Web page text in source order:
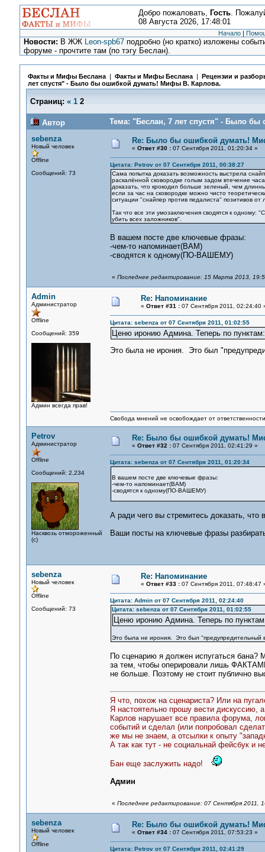
Добро пожаловать, Гость.
08 Августа 2026, 17:48:01
Начало |
Новости: В ЖЖ Leon-spb67 подробно (но кратко) изложены
форуме - прочтите там (по тэгу Беслан).
Факты и Мифы Беслана| Факты и Мифы Беслана| Рецензии и
лет спустя" - Было бы ошибкой думать! Мифы В. Карлова.
Страниц: « 1 2
Автор
Тема: "Беслан, 7 лет спустя" - Было
sebenza
Новый человек
Offline
Сообщений: 73
Re: Было бы ошибкой думать!
« Ответ #30 :07 Сентября 2011, 01:20:34 »
Цитата: Petrov от 07 Сентября 2011, 00:38:27
Сама попытка доказать возможность выстрела
раскалённой сковородке голым задом втечение
доказать, что крокодил больше зеленый, чем
если за час на сковородке можно чисто
ситуации "снайпер против педалиста" позитивов
Так что все эти умозаключения сводятся к одному:
убить всех заложников".
В вашем посте две ключевые фразы:
-чем-то напоминает(ВАМ)
-сводятся к одному(ПО-ВАШЕМУ)
« Последнее редактирование: 15 Марта 2013,
Admin
Администратор
Offline
Сообщений: 359
Админ всегда прав!
Re: Напоминание
« Ответ #31 :07 Сентября 2011, 02:24:40
Цитата: sebenza от 07 Сентября 2011, 01:02:55
Ценю иронию Админа. Теперь по пунктам:
Это была не ирония. Это был
Свобода мнений не освобождает от
Petrov
Администратор
Offline
Сообщений: 2,234
Насквозь отмороженный
(с)
Re: Было бы ошибкой думать!
« Ответ #32 :07 Сентября 2011, 02:41:29 »
Цитата: sebenza от 07 Сентября 2011, 01:20:34
В вашем посте две ключевые фразы:
-чем-то напоминает(ВАМ)
-сводятся к одному(ПО-ВАШЕМУ)
А ради чего вы стремитесь доказать,
Ваши посты на ключевые фразы
sebenza
Новый человек
Offline
Сообщений: 73
Re: Напоминание
« Ответ #33 :07 Сентября 2011, 07:48:47
Цитата: Admin от 07 Сентября 2011, 02:24:40
Цитата: sebenza от 07 Сентября 2011, 01:02:55
Ценю иронию Админа. Теперь по
Это была не ирония. Это был "предупредительный
По сценарию я должен испугаться бана?
за тем, чтобы оперировали лишь
не больше. Поэтому не стоит публично
Я что, похож на сценариста? Или на
Я настоятельно прошу вести дискуссию,
Карлов нарушает все правила форума,
событий и сделал (или попробовал
же мы не знаем, а отсылки к опыту
А так как тут - не социальнай фейсбук и
Бан еще заслужить надо!
Админ
« Последнее редактирование: 07 Сентября 2011,
sebenza
Новый человек
Offline
Re: Было бы ошибкой думать!
« Ответ #34 :07 Сентября 2011, 07:53:23 »
Цитата: Petrov от 07 Сентября 2011, 02:41:29